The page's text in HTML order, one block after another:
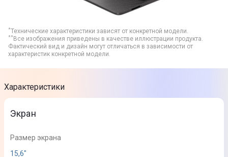
*Технические характеристики зависят от конкретной модели.
** Все изображения приведены в качестве иллюстрации продукта.
Фактический вид и дизайн могут отличаться в зависимости от
характеристик конкретной модели.
Характеристики
Экран
Размер экрана
15,6"